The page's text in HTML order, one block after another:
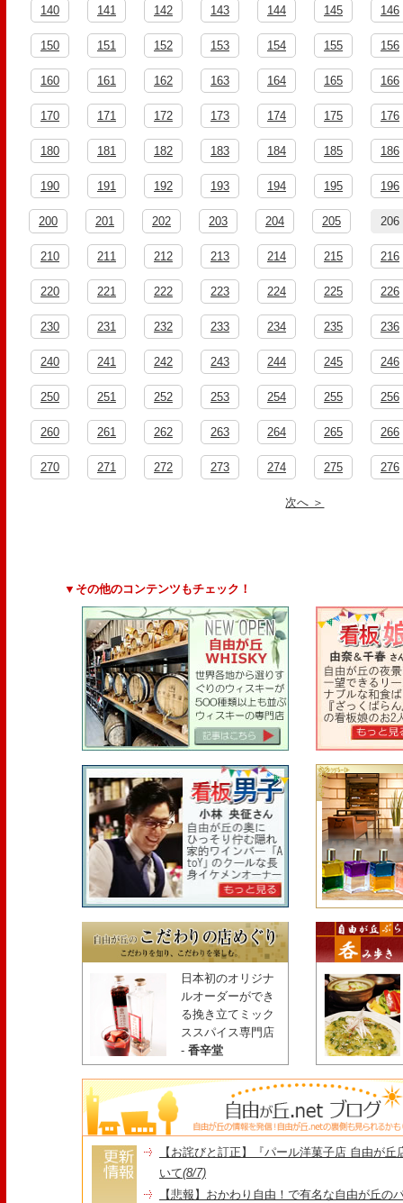
140 141 142 143 144 145 146
150 151 152 153 154 155 156
160 161 162 163 164 165 166
170 171 172 173 174 175 176
180 181 182 183 184 185 186
190 191 192 193 194 195 196
200 201 202 203 204 205 206
210 211 212 213 214 215 216
220 221 222 223 224 225 226
230 231 232 233 234 235 236
240 241 242 243 244 245 246
250 251 252 253 254 255 256
260 261 262 263 264 265 266
270 271 272 273 274 275 276
次へ ＞
▼その他のコンテンツもチェック！
日本初のオリジナ
ルオーダーができ
る挽き立てミック
ススパイス専門店
- 香辛堂
【お詫びと訂正】『パール洋菓子店 自由が
いて(8/7)
【悲報】おかわり自由！で有名な自由が丘の